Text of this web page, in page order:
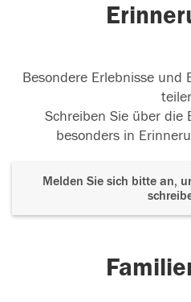
Besondere Erlebnisse und
Schreiben Sie über die
besonders in
Melden Sie sich bitte an,